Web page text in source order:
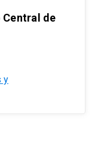
Central de
y